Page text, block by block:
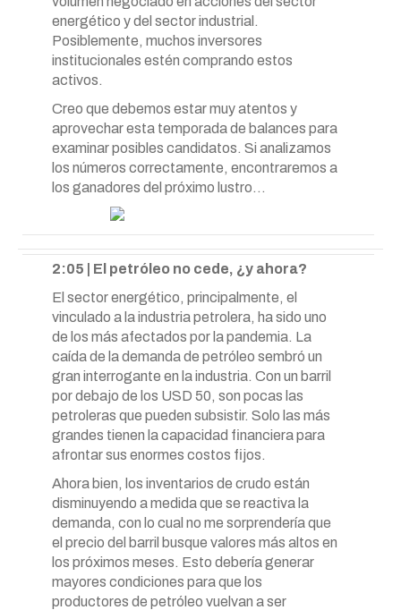
energético y del sector industrial.
Posiblemente, muchos inversores
institucionales estén comprando estos
activos.
Creo que debemos estar muy atentos y
aprovechar esta temporada de balances para
examinar posibles candidatos. Si analizamos
los números correctamente, encontraremos a
los ganadores del próximo lustro…
2:05 | El petróleo no cede, ¿y ahora?
El sector energético, principalmente, el
vinculado a la industria petrolera, ha sido uno
de los más afectados por la pandemia. La
caída de la demanda de petróleo sembró un
gran interrogante en la industria. Con un barril
por debajo de los USD 50, son pocas las
petroleras que pueden subsistir. Solo las más
grandes tienen la capacidad financiera para
afrontar sus enormes costos fijos.
Ahora bien, los inventarios de crudo están
disminuyendo a medida que se reactiva la
demanda, con lo cual no me sorprendería que
el precio del barril busque valores más altos en
los próximos meses. Esto debería generar
mayores condiciones para que los
productores de petróleo vuelvan a ser